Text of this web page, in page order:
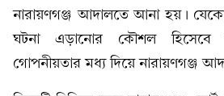
নারায়ণগঞ্জ আদালতে আনা হয়।
ঘটনা এড়ানোর কৌশল হিসেবে
গোপনীয়তার মধ্য দিয়ে নারায়ণগঞ্জ